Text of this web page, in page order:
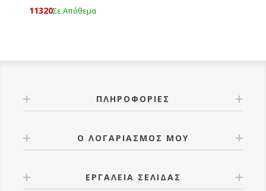
11320Σε Απόθεμα
ΠΛΗΡΟΦΟΡΊΕΣ
Ο ΛΟΓΑΡΙΑΣΜΌΣ ΜΟΥ
ΕΡΓΑΛΕΊΑ ΣΕΛΊΔΑΣ